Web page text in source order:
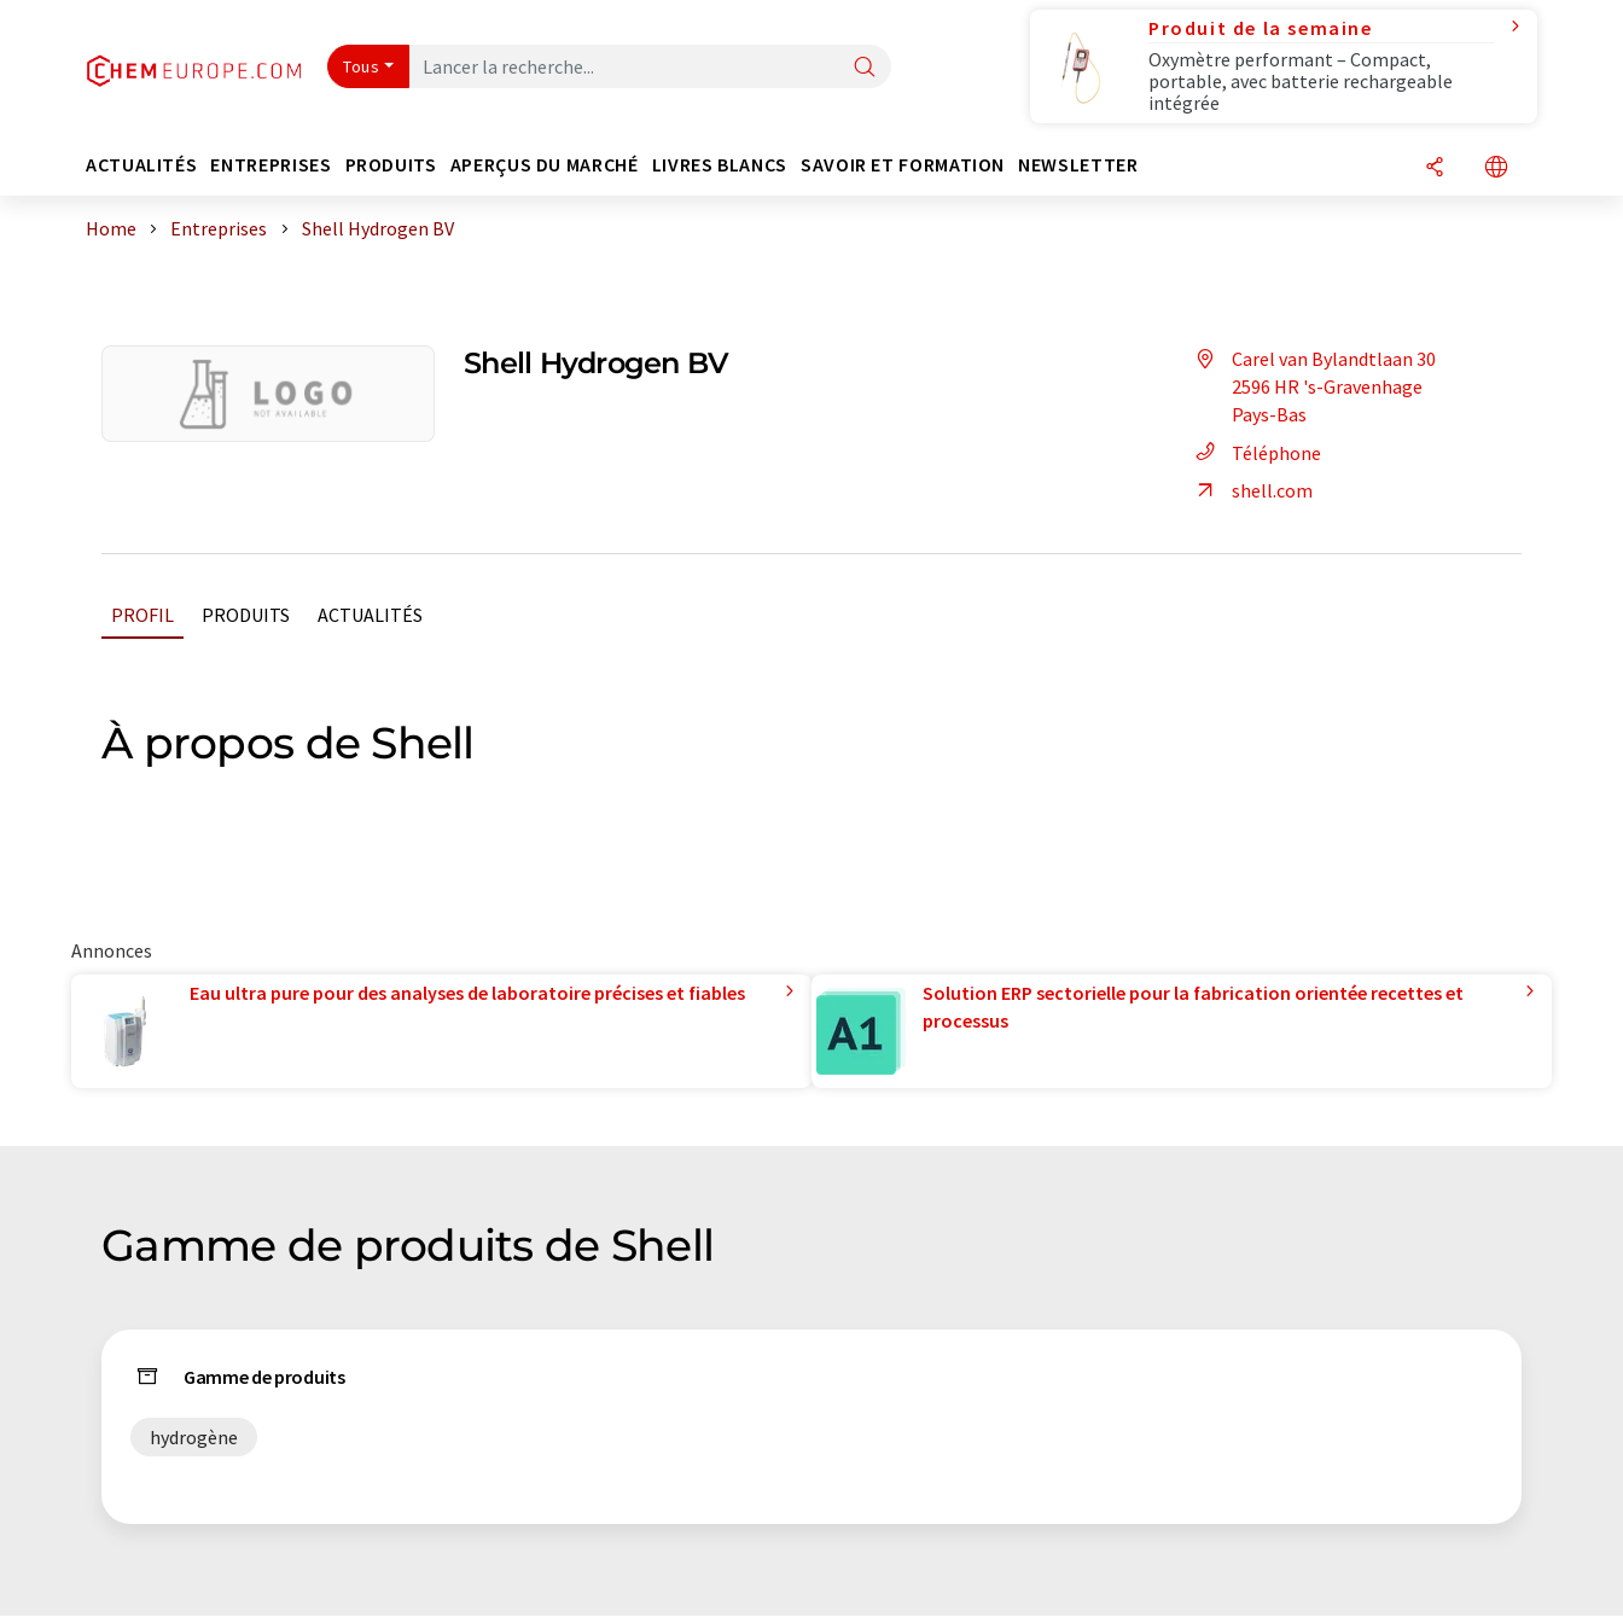
Tous
Produit de la semaine
Oxymètre performant – Compact,
portable, avec batterie rechargeable
intégrée
ACTUALITÉS ENTREPRISES PRODUITS APERÇUS DU MARCHÉ LIVRES BLANCS SAVOIR ET FORMATION NEWSLETTER
Home Entreprises Shell Hydrogen BV
Shell Hydrogen BV
Carel van Bylandtlaan 30
2596 HR 's-Gravenhage
Pays-Bas
Téléphone
shell.com
PROFIL PRODUITS ACTUALITÉS
À propos de Shell
Annonces
Eau ultra pure pour des analyses de laboratoire précises et fiables
Solution ERP sectorielle pour la fabrication orientée recettes et
processus
Gamme de produits de Shell
Gamme de produits
hydrogène